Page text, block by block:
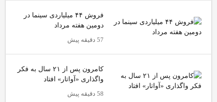
فروش ۴۴ میلیاردی سینما در
دومین هفته‌ مرداد
57 دقیقه پیش
کامرون پس از ۲۱ سال به فکر
واگذاری «آواتار» افتاد
58 دقیقه پیش